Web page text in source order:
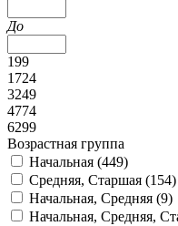
До
199
1724
3249
4774
6299
Возрастная группа
Начальная (449)
Средняя, Старшая (154)
Начальная, Средняя (9)
Начальная, Средняя,